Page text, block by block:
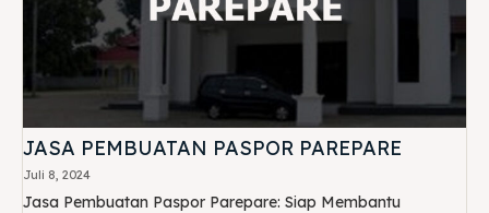
JASA PEMBUATAN PASPOR PAREPARE
Juli 8, 2024
Jasa Pembuatan Paspor Parepare: Siap Membantu